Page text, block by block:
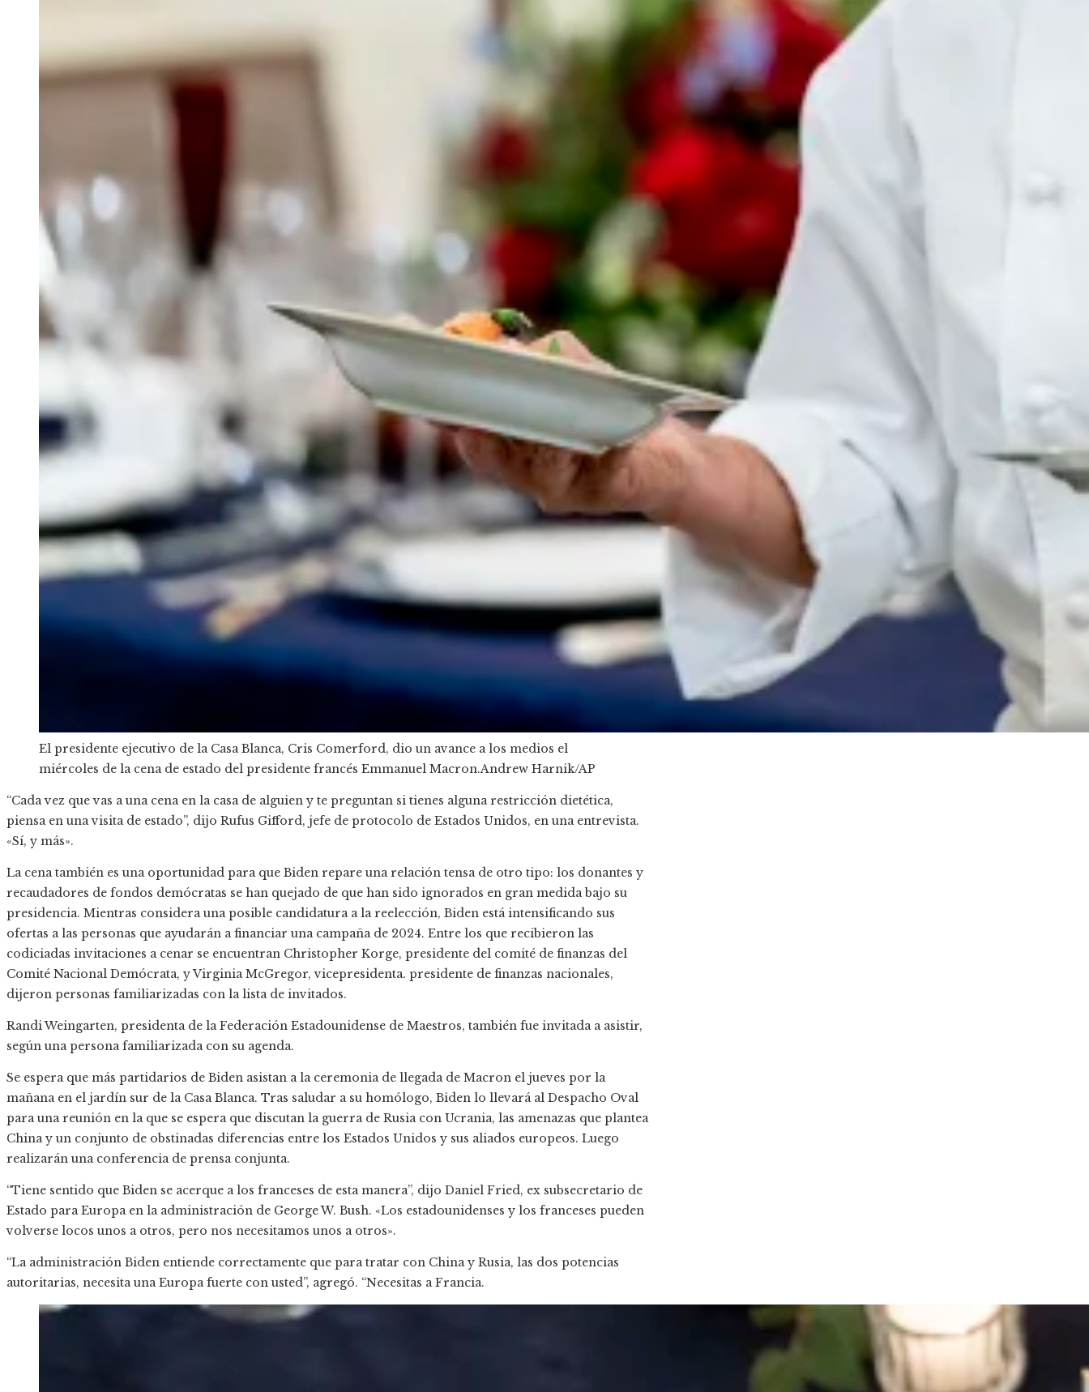
El presidente ejecutivo de la Casa Blanca, Cris Comerford, dio un avance a los medios el
miércoles de la cena de estado del presidente francés Emmanuel Macron.Andrew Harnik/AP
“Cada vez que vas a una cena en la casa de alguien y te preguntan si tienes alguna restricción dietética,
piensa en una visita de estado”, dijo Rufus Gifford, jefe de protocolo de Estados Unidos, en una entrevista.
«Sí, y más».
La cena también es una oportunidad para que Biden repare una relación tensa de otro tipo: los donantes y
recaudadores de fondos demócratas se han quejado de que han sido ignorados en gran medida bajo su
presidencia. Mientras considera una posible candidatura a la reelección, Biden está intensificando sus
ofertas a las personas que ayudarán a financiar una campaña de 2024. Entre los que recibieron las
codiciadas invitaciones a cenar se encuentran Christopher Korge, presidente del comité de finanzas del
Comité Nacional Demócrata, y Virginia McGregor, vicepresidenta. presidente de finanzas nacionales,
dijeron personas familiarizadas con la lista de invitados.
Randi Weingarten, presidenta de la Federación Estadounidense de Maestros, también fue invitada a asistir,
según una persona familiarizada con su agenda.
Se espera que más partidarios de Biden asistan a la ceremonia de llegada de Macron el jueves por la
mañana en el jardín sur de la Casa Blanca. Tras saludar a su homólogo, Biden lo llevará al Despacho Oval
para una reunión en la que se espera que discutan la guerra de Rusia con Ucrania, las amenazas que plantea
China y un conjunto de obstinadas diferencias entre los Estados Unidos y sus aliados europeos. Luego
realizarán una conferencia de prensa conjunta.
“Tiene sentido que Biden se acerque a los franceses de esta manera”, dijo Daniel Fried, ex subsecretario de
Estado para Europa en la administración de George W. Bush. «Los estadounidenses y los franceses pueden
volverse locos unos a otros, pero nos necesitamos unos a otros».
“La administración Biden entiende correctamente que para tratar con China y Rusia, las dos potencias
autoritarias, necesita una Europa fuerte con usted”, agregó. “Necesitas a Francia.